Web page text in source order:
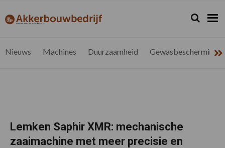
de
de
de
de
akkerbouwbedrijf.be
Nieuws
Zoeken...
Zoek
Nieuws Machines Duurzaamheid Gewasbescherming
Lemken Saphir XMR: mechanische
zaaimachine met meer precisie en